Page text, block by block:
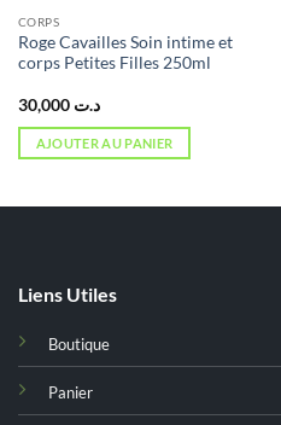
CORPS
Roge Cavailles Soin intime et
corps Petites Filles 250ml
د.ت 30,000
AJOUTER AU PANIER
Liens Utiles
Boutique
Panier